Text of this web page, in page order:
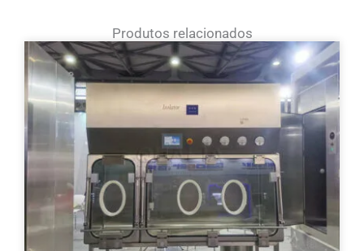
Produtos relacionados